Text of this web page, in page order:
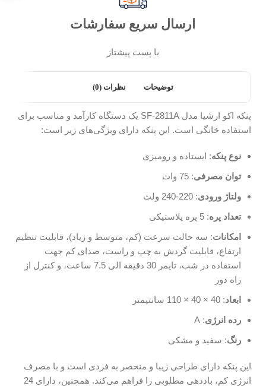
ارسال سریع سفارشات
با پست پیشتاز
توضیحات نظرات (0)
پنکه اکو ارشیا مدل SF-2811A یک دستگاه کارآمد و مناسب برای
استفاده خانگی است. این پنکه دارای ویژگی‌های زیر است:
نوع پنکه: ایستاده و رومیزی
توان مصرفی: 75 وات
ولتاژ ورودی: 220-240 ولت
تعداد پره: 5 پره پلاستیکی
امکانات: سه حالت سرعت (کم، متوسط و زیاد)، قابلیت تنظیم
ارتفاع، قابلیت گردش به چپ و راست، صدای کم جهت
استفاده در شب، تایمر 30 دقیقه الی 7.5 ساعت، و کنترل از
راه دور
ابعاد: 40 × 40 × 110 سانتیمتر
رده انرژی: A
رنگ: سفید و مشکی
این پنکه دارای طراحی زیبا و منحصر به فردی است و با مصرف
انرژی کم، باددهی مطلوبی را فراهم می‌کند. همچنین، دارای 24